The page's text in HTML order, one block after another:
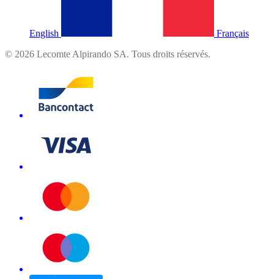
English
Français
© 2026 Lecomte Alpirando SA. Tous droits réservés.